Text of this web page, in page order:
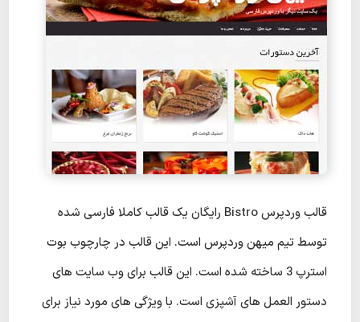
قالب وردپرس Bistro رایگان یک قالب کاملا فارسی شده
توسط تیم میهن وردپرس است. این قالب در چارچوب بوت
استرپ 3 ساخته شده است. این قالب برای وب سایت های
دستور العمل های آشپزی است. با ویژگی های مورد نیاز برای